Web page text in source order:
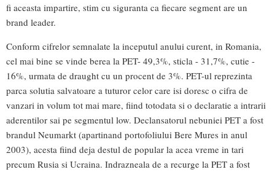
fi aceasta impartire, stim cu siguranta ca fiecare segment are un
brand leader.
Conform cifrelor semnalate la inceputul anului curent, in Romania,
cel mai bine se vinde berea la PET- 49,3%, sticla - 31,7%, cutie -
16%, urmata de draught cu un procent de 3%. PET-ul reprezinta
parca solutia salvatoare a tuturor celor care isi doresc o cifra de
vanzari in volum tot mai mare, fiind totodata si o declaratie a intrarii
aderentilor sai pe segmentul low. Declansatorul nebuniei PET a fost
brandul Neumarkt (apartinand portofoliului Bere Mures in anul
2003), acesta fiind deja destul de popular la acea vreme in tari
precum Rusia si Ucraina. Indrazneala de a recurge la PET a fost